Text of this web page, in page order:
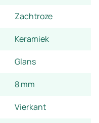
Zachtroze
Keramiek
Glans
8 mm
Vierkant